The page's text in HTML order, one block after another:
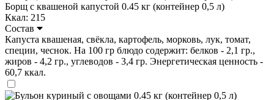
Борщ с квашеной капустой 0.45 кг (контейнер 0,5 л)
Ккал: 215
Состав
Капуста квашеная, свёкла, картофель, морковь, лук, томат,
специи, чеснок. На 100 гр блюдо содержит: белков - 2,1 гр.,
жиров - 4,2 гр., углеводов - 3,4 гр. Энергетическая ценность -
60,7 ккал.